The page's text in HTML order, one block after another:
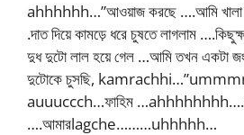
ahhhhhh…”আওয়াজ করছে ….আমি খালা
.দাত দিয়ে কামড়ে ধরে চুষতে লাগলাম
দুধ দুটো লাল হয়ে গেল …আমি তখন একটা
দুটোকে চুসছি,
auuuccch…ফাহিম
….আমারlagche………uhhhhh…